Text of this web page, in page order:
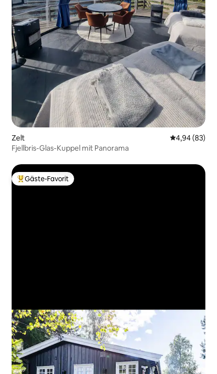
Zelt
4,94 (83)
Fjellbris-Glas-Kuppel mit Panorama
Beliebter Gäste-Favorit.
Gäste-Favorit